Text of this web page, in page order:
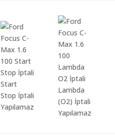
Start
Stop İptali
Yapılamaz
Lambda
(O2) İptali
Yapılamaz